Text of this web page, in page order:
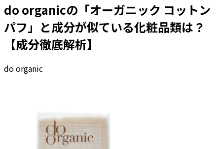
do organicの「オーガニック コットン
パフ 」と成分が似ている化粧品類は？
【成分徹底解析】
do organic